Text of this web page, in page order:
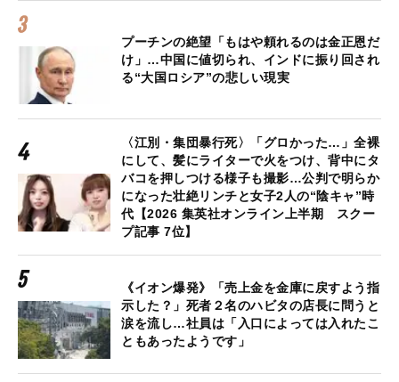
プーチンの絶望「もはや頼れるのは金正恩だ
け」…中国に値切られ、インドに振り回され
る“大国ロシア”の悲しい現実
〈江別・集団暴行死〉「グロかった…」全裸
にして、髪にライターで火をつけ、背中にタ
バコを押しつける様子も撮影…公判で明らか
になった壮絶リンチと女子2人の“陰キャ”時
代【2026 集英社オンライン上半期 スクー
プ記事 7位】
《イオン爆発》「売上金を金庫に戻すよう指
示した？」死者２名のハビタの店長に問うと
涙を流し…社員は「入口によっては入れたこ
ともあったようです」